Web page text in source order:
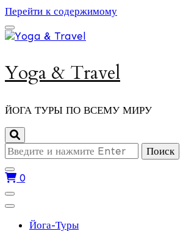
Перейти к содержимому
Yoga & Travel
ЙОГА ТУРЫ ПО ВСЕМУ МИРУ
Ищите
что-
то? 0
Йога-Туры